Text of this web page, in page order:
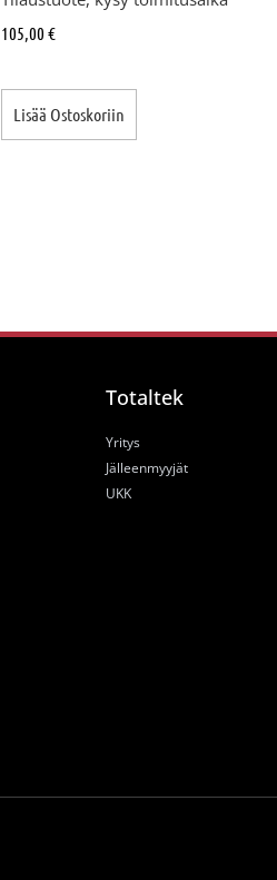
105,00 €
Lisää Ostoskoriin
Totaltek
Yritys
Jälleenmyyjät
UKK